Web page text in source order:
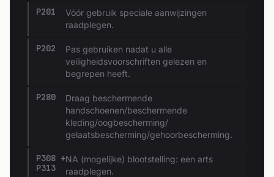
P201
Vóór gebruik speciale aanwijzingen
raadplegen.
P202
Pas gebruiken nadat u alle
veiligheidsvoorschriften gelezen en
begrepen heeft.
P280
Draag beschermende
handschoenen/beschermende
kleding/oogbescherming/
gelaatsbescherming/gehoorbescherming.
P308 +
P313
NA (mogelijke) blootstelling: een arts
raadplegen.